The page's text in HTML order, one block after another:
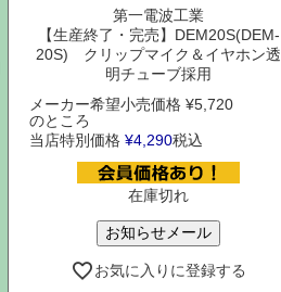
第一電波工業
【生産終了・完売】DEM20S(DEM-
20S) クリップマイク＆イヤホン透
明チューブ採用
メーカー希望小売価格 ¥5,720
のところ
当店特別価格 ¥4,290税込
在庫切れ
お知らせメール
お気に入りに登録する